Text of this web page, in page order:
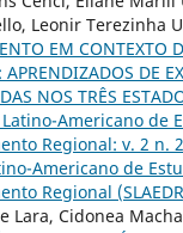
Leonir Terezinha
EM CONTEXTO
DE
NOS TRÊS
Americano de
Regional: v. 2 n.
Americano de
Regional
Lara, Cidonea